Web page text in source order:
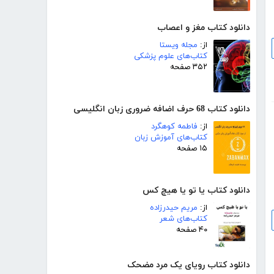
دانلود کتاب مغز و اعصاب
از: مجله ویستا
کتاب‌های علوم پزشکی
۳۵۲ صفحه
دانلود کتاب 68 حرف اضافه ضروری زبان انگلیسی
از: فاطمه کوهگرد
کتاب‌های آموزش زبان
۱۵ صفحه
دانلود کتاب یا تو یا هیچ کس
از: مریم حیدرزاده
کتاب‌های شعر
۴۰ صفحه
دانلود کتاب رویای یک مرد مضحک